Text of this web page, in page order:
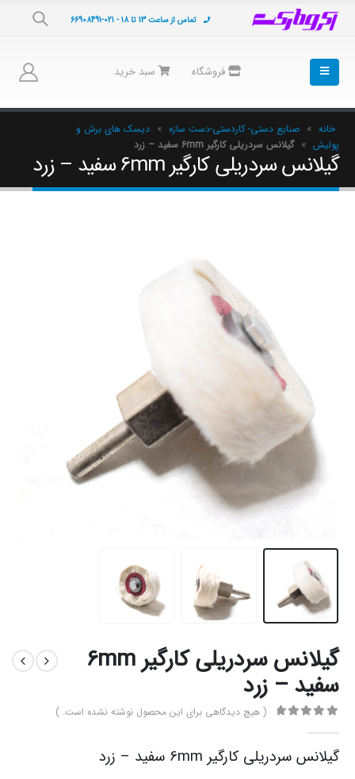
تماس از ساعت 13 تا 18 - 021-66908491
فروشگاه سبد خرید
خانه » صنایع دستی- کاردستی-دست سازه » دیسک های برش و
پولیش » گیلانس سردریلی کارگیر 6mm سفید – زرد
گیلانس سردریلی کارگیر 6mm سفید – زرد
گیلانس سردریلی کارگیر 6mm
سفید – زرد
( هیچ دیدگاهی برای این محصول نوشته نشده است. )
گیلانس سردریلی کارگیر 6mm سفید – زرد